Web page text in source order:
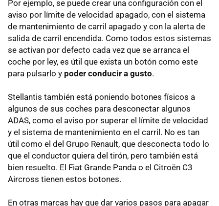
Por ejemplo, se puede crear una configuración con el
aviso por límite de velocidad apagado, con el sistema
de mantenimiento de carril apagado y con la alerta de
salida de carril encendida. Como todos estos sistemas
se activan por defecto cada vez que se arranca el
coche por ley, es útil que exista un botón como este
para pulsarlo y poder conducir a gusto.
Stellantis también está poniendo botones físicos a
algunos de sus coches para desconectar algunos
ADAS, como el aviso por superar el límite de velocidad
y el sistema de mantenimiento en el carril. No es tan
útil como el del Grupo Renault, que desconecta todo lo
que el conductor quiera del tirón, pero también está
bien resuelto. El Fiat Grande Panda o el Citroën C3
Aircross tienen estos botones.
En otras marcas hay que dar varios pasos para apagar